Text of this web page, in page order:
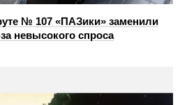
№ 107 «ПАЗики» заменили
невысокого спроса